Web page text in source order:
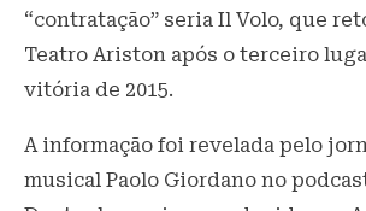
“contratação” seria Il Volo, que
Teatro Ariston após o terceiro
vitória de 2015.
A informação foi revelada pelo
musical Paolo Giordano no